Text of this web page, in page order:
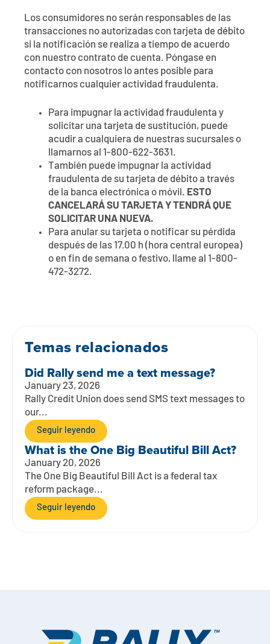
Calculadoras
Expertos a domicilio
Gestionar la cuenta de préstamo vivienda
Preguntas frecuentes
Expertos en banca de empresas
Miembro EDU
Noticias de los miembros
Formularios
Ofertas especiales
Calculadoras
Early Pay Day
Zelle
Banco por teléfono
Banca digital 101
Carreras profesionales
Acerca de
Depósito
Préstamos
Empresas
Los consumidores no serán responsables de las
transacciones no autorizadas con tarjeta de débito
si la notificación se realiza a tiempo de acuerdo
con nuestro contrato de cuenta. Póngase en
contacto con nosotros lo antes posible para
notificarnos cualquier actividad fraudulenta.
Para impugnar la actividad fraudulenta y
solicitar una tarjeta de sustitución, puede
acudir a cualquiera de nuestras sucursales o
llamarnos al 1-800-622-3631.
También puede impugnar la actividad
fraudulenta de su tarjeta de débito a través
de la banca electrónica o móvil. ESTO
CANCELARÁ SU TARJETA Y TENDRÁ QUE
SOLICITAR UNA NUEVA.
Para anular su tarjeta o notificar su pérdida
después de las 17.00 h (hora central europea)
o en fin de semana o festivo, llame al 1-800-
472-3272.
Temas relacionados
Did Rally send me a text message?
January 23, 2026
Rally Credit Union does send SMS text messages to
our...
Seguir leyendo
What is the One Big Beautiful Bill Act?
January 20, 2026
The One Big Beautiful Bill Act is a federal tax
reform package...
Seguir leyendo